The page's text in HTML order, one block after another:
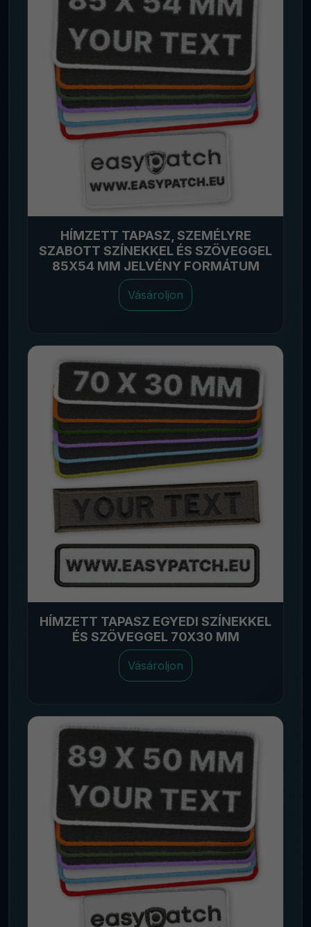
HÍMZETT TAPASZ, SZEMÉLYRE
SZABOTT SZÍNEKKEL ÉS SZÖVEGGEL
85X54 MM JELVÉNY FORMÁTUM
Vásároljon
HÍMZETT TAPASZ EGYEDI SZÍNEKKEL
ÉS SZÖVEGGEL 70X30 MM
Vásároljon